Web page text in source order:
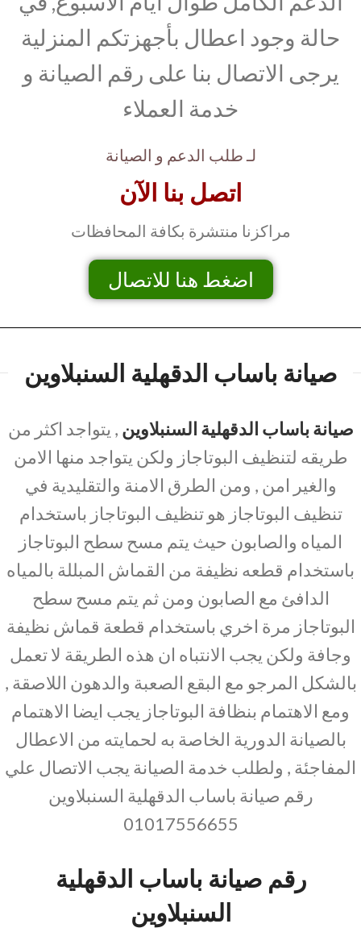
حالة وجود اعطال بأجهزتكم المنزلية
يرجى الاتصال بنا على رقم الصيانة و
خدمة العملاء
لـ طلب الدعم و الصيانة
اتصل بنا الآن
مراكزنا منتشرة بكافة المحافظات
اضغط هنا للاتصال
صيانة باساب الدقهلية السنبلاوين
صيانة باساب الدقهلية السنبلاوين , يتواجد اكثر من
طريقه لتنظيف البوتاجاز ولكن يتواجد منها الامن
والغير امن , ومن الطرق الامنة والتقليدية في
تنظيف البوتاجاز هو تنظيف البوتاجاز باستخدام
المياه والصابون حيث يتم مسح سطح البوتاجاز
باستخدام قطعه نظيفة من القماش المبللة بالمياه
الدافئ مع الصابون ومن ثم يتم مسح سطح
البوتاجاز مرة اخري باستخدام قطعة قماش نظيفة
وجافة ولكن يجب الانتباه ان هذه الطريقة لا تعمل
بالشكل المرجو مع البقع الصعبة والدهون اللاصقة ,
ومع الاهتمام بنظافة البوتاجاز يجب ايضا الاهتمام
بالصيانة الدورية الخاصة به لحمايته من الاعطال
المفاجئة , ولطلب خدمة الصيانة يجب الاتصال علي
رقم صيانة باساب الدقهلية السنبلاوين
01017556655
رقم صيانة باساب الدقهلية
السنبلاوين